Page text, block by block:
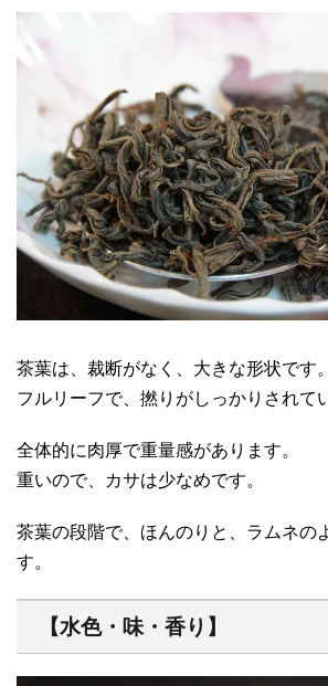
茶葉は、裁断がなく、大きな形状です。
フルリーフで、撚りがしっかりされて
全体的に肉厚で重量感があります。
重いので、カサは少なめです。
茶葉の段階で、ほんのりと、ラムネの
す。
【水色・味・香り】